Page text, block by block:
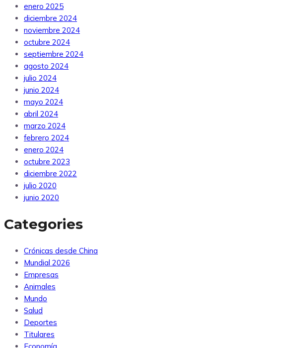
enero 2025
diciembre 2024
noviembre 2024
octubre 2024
septiembre 2024
agosto 2024
julio 2024
junio 2024
mayo 2024
abril 2024
marzo 2024
febrero 2024
enero 2024
octubre 2023
diciembre 2022
julio 2020
junio 2020
Categories
Crónicas desde China
Mundial 2026
Empresas
Animales
Mundo
Salud
Deportes
Titulares
Economía